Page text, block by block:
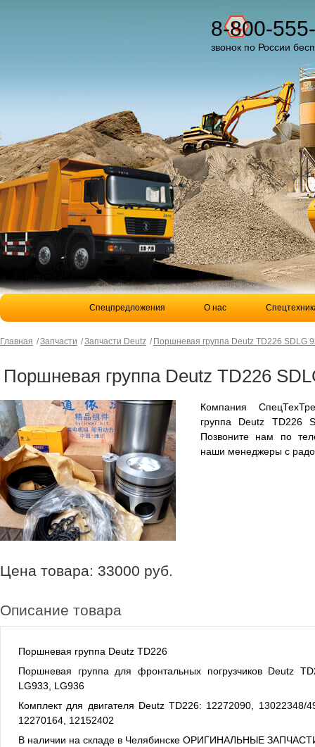
8-800-
звонок по России
Спецпредложения О нас
Главная Запчасти Запчасти Deutz Поршневая группа Deutz TD226 SDLG
Поршневая группа Deutz TD226
Компания
группа Deutz TD226
Позвоните нам по
наши менеджеры с
Цена товара: 33000 руб.
Описание товара
Поршневая группа Deutz TD226
Поршневая группа для фронтальных погрузчиков Deutz
LG933, LG936
Комплект для двигателя Deutz TD226: 12272090, 13022348/
12270164, 12152402
В наличии на складе в Челябинске ОРИГИНАЛЬНЫЕ